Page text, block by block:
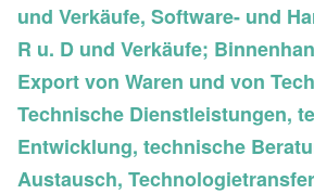
und Verkäufe, Software- und
R u. D und Verkäufe;
Export von Waren und von
Technische Dienstleistungen,
Entwicklung, technische
Austausch,